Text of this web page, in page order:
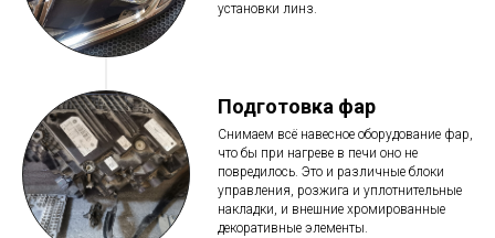
установки линз.
Подготовка фар
Снимаем всё навесное оборудование фар,
что бы при нагреве в печи оно не
повредилось. Это и различные блоки
управления, розжига и уплотнительные
накладки, и внешние хромированные
декоративные элементы.